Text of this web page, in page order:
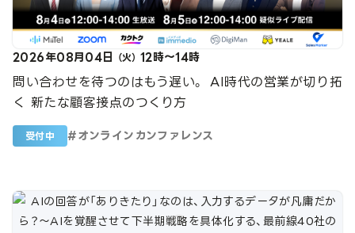
2026年08月04日 （火） 12時～14時
問い合わせを待つのはもう遅い。 AI時代の営業が切り拓
く 新たな顧客接点のつくり方
受付中 # オンラインカンファレンス